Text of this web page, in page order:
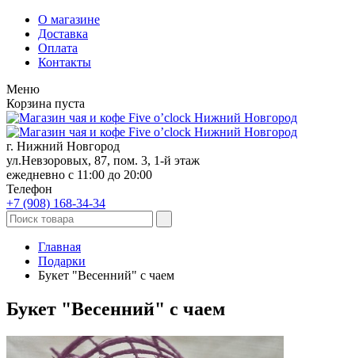
О магазине
Доставка
Оплата
Контакты
Меню
Корзина пуста
г. Нижний Новгород
ул.Невзоровых, 87, пом. 3, 1-й этаж
ежедневно с 11:00 до 20:00
Телефон
+7 (908) 168-34-34
Главная
Подарки
Букет "Весенний" с чаем
Букет "Весенний" с чаем